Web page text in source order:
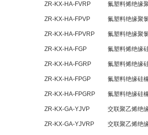
ZR-KX-HA-FVRP 氟塑料烯绝缘
ZR-KX-HA-FPVP 氟塑料绝缘聚
ZR-KX-HA-FPVRP 氟塑料绝缘聚
ZR-KX-HA-FGP 氟塑料烯绝缘
ZR-KX-HA-FGRP 氟塑料烯绝缘
ZR-KX-HA-FPGP 氟塑料绝缘硅
ZR-KX-HA-FPGRP 氟塑料绝缘硅
ZR-KX-GA-YJVP 交联聚乙烯绝
ZR-KX-GA-YJVRP 交联聚乙烯绝